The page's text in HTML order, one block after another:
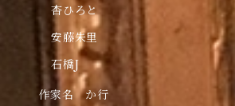
杏ひろと
安藤朱里
石橋J
作家名 か行